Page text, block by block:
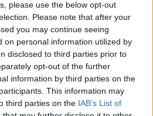
please use the below opt-out
Please note that after your
you may continue seeing
on personal information utilized by
disclosed to third parties prior to
opt-out of the further
information by third parties on the
This information may
third parties on the IAB’s List of
Marathon